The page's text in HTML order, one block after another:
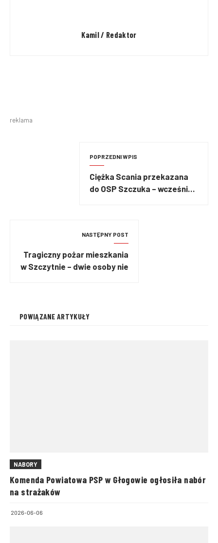
Kamil / Redaktor
reklama
POPRZEDNI WPIS
Ciężka Scania przekazana
do OSP Szczuka – wcześniej
NASTĘPNY POST
Tragiczny pożar mieszkania
w Szczytnie – dwie osoby nie
POWIĄZANE ARTYKUŁY
NABORY
Komenda Powiatowa PSP w Głogowie ogłosiła nabór
na strażaków
2026-06-06